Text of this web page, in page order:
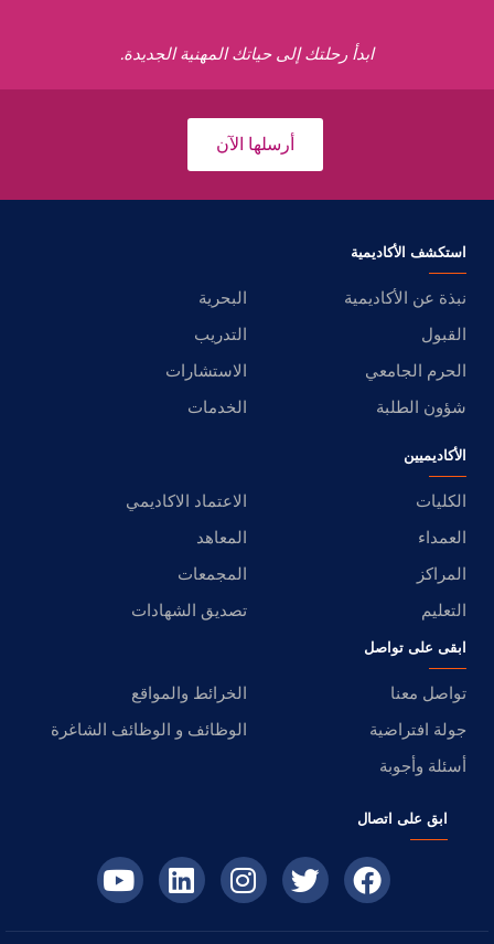
ابدأ رحلتك إلى حياتك المهنية الجديدة.
أرسلها الآن
استكشف الأكاديمية
نبذة عن الأكاديمية
البحرية
القبول
التدريب
الحرم الجامعي
الاستشارات
شؤون الطلبة
الخدمات
الأكاديميين
الكليات
الاعتماد الاكاديمي
العمداء
المعاهد
المراكز
المجمعات
التعليم
تصديق الشهادات
ابقى على تواصل
تواصل معنا
الخرائط والمواقع
جولة افتراضية
الوظائف و الوظائف الشاغرة
أسئلة وأجوبة
ابق على اتصال